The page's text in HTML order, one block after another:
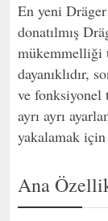
En yeni
donatılmış
mükemmelliği
dayanıklıdır,
ve fonksiyonel
ayrı ayrı
yakalamak
Ana